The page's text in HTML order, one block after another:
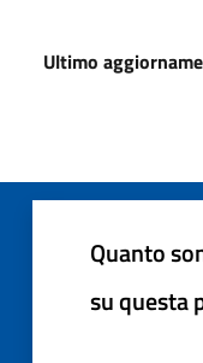
Ultimo
Quanto
su questa